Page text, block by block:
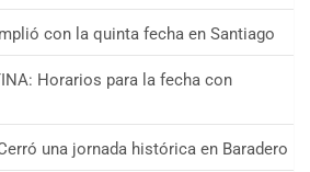
con la quinta fecha en Santiago
Horarios para la fecha con
una jornada histórica en Baradero